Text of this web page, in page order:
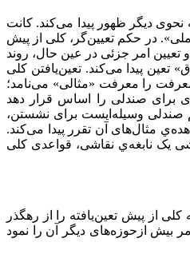
دیگر ظهور پیدا می‌کند. کانت
در حکم تعیین‌گر، کلی از پیش
امر جزئی در عین حال، روند
پیدا می‌کند. تعین‌یافتن کلی
را معرفت «مثالی» می‌نامد؛
برای صندلی را اساس قرار دهد
صندلی وسیله‌ایست برای نشستن،
مثال‌های آن تقرر پیدا می‌کند.
یک نابغه‌ي نقاشی، قواعدی کلی
از پیش تعین‌یافته را از رهگذر
بیش ازحوزه‌های دیگر آن را نمود